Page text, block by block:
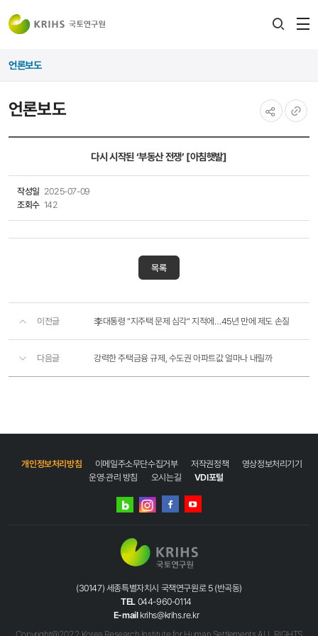
언론보도
언론보도
다시 시작된 ‘부동산 전쟁’ [아침햇발]
작성일 2025-07-09
조회수 142
목록
이전글 李대통령 "지주택 문제 심각" 지적에…45년 만에 제도 손질
다음글 강력한 주택금융 규제, 수도권 아파트값 얼마나 내릴까
개인정보처리방침 이메일주소무단수집거부 저작권정책
영상정보처리기기
운영·관리 방침
오시는길 VDI포털
네이버
인스타그램
(30147) 세종특별자치시 국책연구원로 5 (반곡동)
TEL 044-960-0114
E-mail krihs@krihs.re.kr